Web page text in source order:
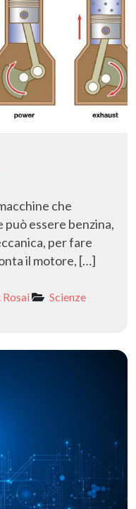
che
essere benzina,
per fare
il motore, […]
Rosai
Scienze